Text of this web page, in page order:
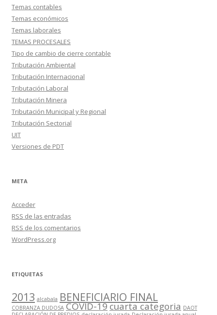
Temas contables
Temas económicos
Temas laborales
TEMAS PROCESALES
Tipo de cambio de cierre contable
Tributación Ambiental
Tributación Internacional
Tributación Laboral
Tributación Minera
Tributación Municipal y Regional
Tributación Sectorial
UIT
Versiones de PDT
META
Acceder
RSS de las entradas
RSS de los comentarios
WordPress.org
ETIQUETAS
2013 alcabala BENEFICIARIO FINAL
COBRANZA DUDOSA COVID-19cuarta categoria DAOT